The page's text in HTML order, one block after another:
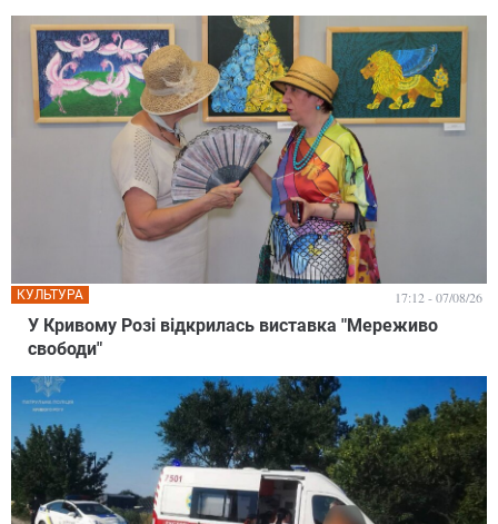
У Кривому Розі відкрилась виставка "Мереживо
свободи"
КУЛЬТУРА 17:12 - 07/08/26